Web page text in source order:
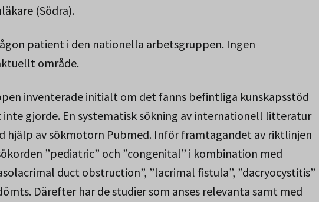
(Södra).
patient i den nationella arbetsgruppen. Ingen
område.
inventerade initialt om det fanns befintliga kunskapsstöd
gjorde. En systematisk sökning av internationell litteratur
hjälp av sökmotorn Pubmed. Inför framtagandet av riktlinjen
”pediatric” och ”congenital” i kombination med
duct obstruction”, ”lacrimal fistula”, ”dacryocystitis”
Därefter har de studier som anses relevanta samt med